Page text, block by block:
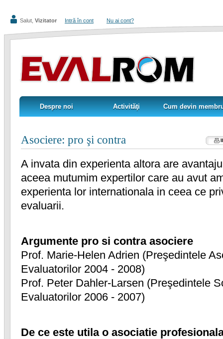
Salut, Vizitator Intră în cont Nu ai cont?
Despre noi
Despre noi Activităţi
Activităţi Cum devin
Cum devin
Asociere: pro şi contra
A invata din experienta altora are
aceea mutumim expertilor care au avut
experienta lor internationala in ceea ce
evaluarii.
Argumente pro si contra asociere
Prof. Marie-Helen Adrien (Preşedintele
Evaluatorilor 2004 - 2008)
Prof. Peter Dahler-Larsen (Preşedintele
Evaluatorilor 2006 - 2007)
De ce este utila o asociatie